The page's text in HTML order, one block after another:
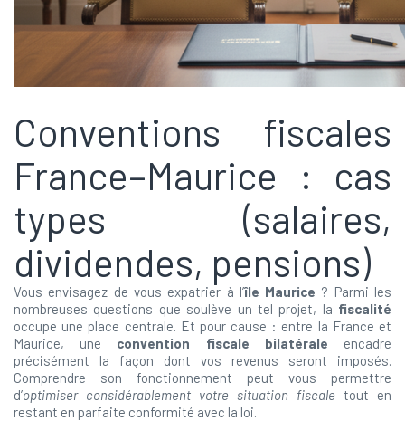
Conventions fiscales
France–Maurice : cas
types (salaires,
dividendes, pensions)
Vous envisagez de vous expatrier à l’île Maurice ? Parmi les
nombreuses questions que soulève un tel projet, la fiscalité
occupe une place centrale. Et pour cause : entre la France et
Maurice, une convention fiscale bilatérale encadre
précisément la façon dont vos revenus seront imposés.
Comprendre son fonctionnement peut vous permettre
d’optimiser considérablement votre situation fiscale tout en
restant en parfaite conformité avec la loi.